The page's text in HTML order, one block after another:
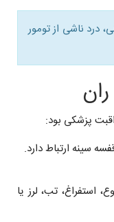
درد ناشی از تومور
پزشکی بود:
سینه ارتباط دارد.
استفراغ، تب، لرز یا